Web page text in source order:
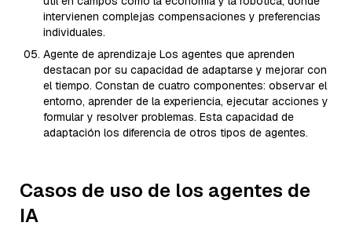
intervienen complejas compensaciones y preferencias
individuales.
Agente de aprendizaje Los agentes que aprenden
destacan por su capacidad de adaptarse y mejorar con
el tiempo. Constan de cuatro componentes: observar el
entorno, aprender de la experiencia, ejecutar acciones y
formular y resolver problemas. Esta capacidad de
adaptación los diferencia de otros tipos de agentes.
Casos de uso de los agentes de
IA